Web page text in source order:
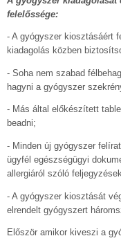
felelőssége:
- A gyógyszer kiosztásáért
kiadagolás közben
- Soha nem szabad
hagyni a gyógyszer
- Más által előkészített
beadni;
- Minden új gyógyszer
ügyfél egészségügyi
allergiáról szóló
- A gyógyszer kiosztását
elrendelt gyógyszert
Először amikor kiveszi a